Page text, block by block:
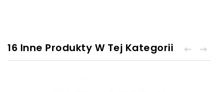
16 Inne Produkty W Tej Kategorii